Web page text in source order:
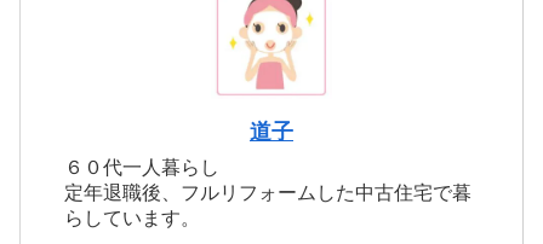
道子
６０代一人暮らし
定年退職後、フルリフォームした中古住宅で暮
らしています。